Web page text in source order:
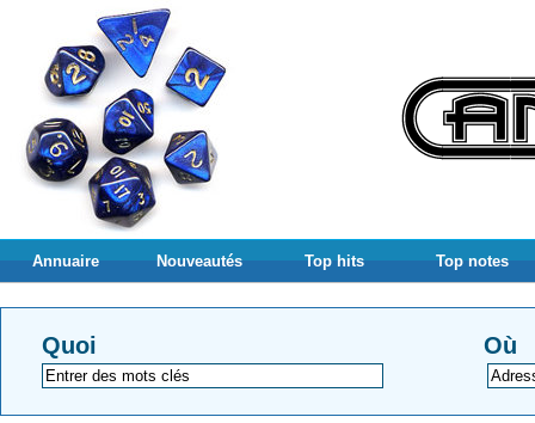
Annuaire Nouveautés Top hits Top notes
Quoi Où